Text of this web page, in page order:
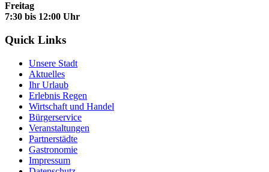
Freitag
7:30 bis 12:00 Uhr
Quick Links
Unsere Stadt
Aktuelles
Ihr Urlaub
Erlebnis Regen
Wirtschaft und Handel
Bürgerservice
Veranstaltungen
Partnerstädte
Gastronomie
Impressum